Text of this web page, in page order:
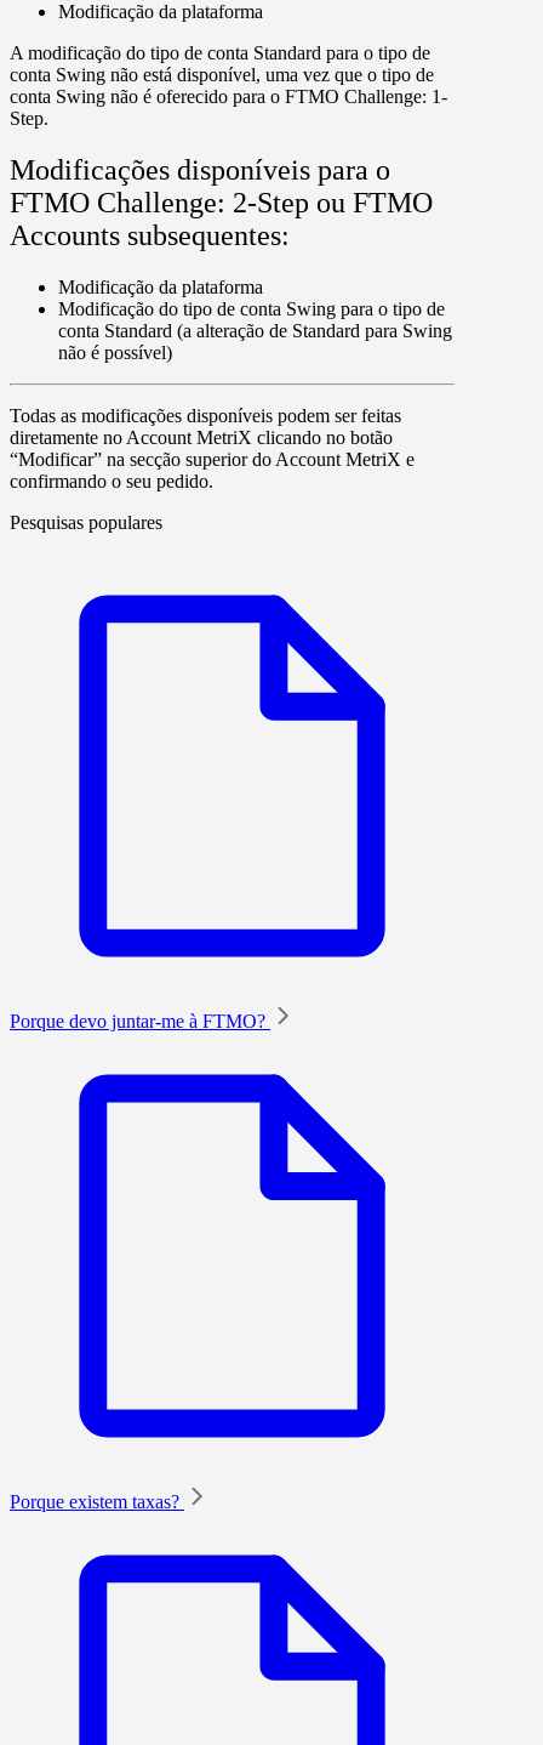
Modificação da plataforma
A modificação do tipo de conta Standard para o tipo de
conta Swing não está disponível, uma vez que o tipo de
conta Swing não é oferecido para o FTMO Challenge: 1-
Step.
Modificações disponíveis para o
FTMO Challenge: 2-Step ou FTMO
Accounts subsequentes:
Modificação da plataforma
Modificação do tipo de conta Swing para o tipo de
conta Standard (a alteração de Standard para Swing
não é possível)
Todas as modificações disponíveis podem ser feitas
diretamente no Account MetriX clicando no botão
“Modificar” na secção superior do Account MetriX e
confirmando o seu pedido.
Pesquisas populares
Porque devo juntar-me à FTMO?
Porque existem taxas?